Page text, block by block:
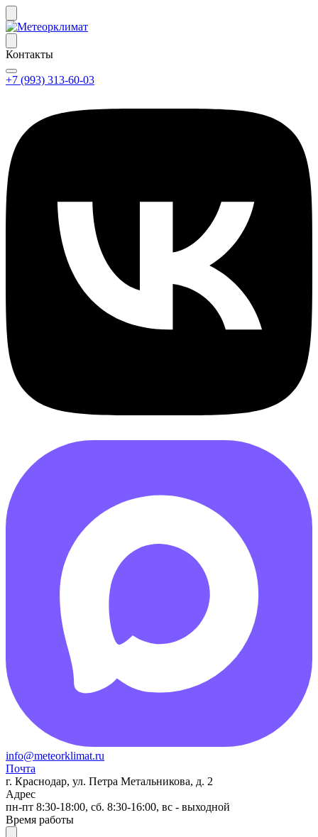
Контакты
+7 (993) 313-60-03
info@meteorklimat.ru
Почта
г. Краснодар, ул. Петра Метальникова, д. 2
Адрес
пн-пт 8:30-18:00, сб. 8:30-16:00, вс - выходной
Время работы